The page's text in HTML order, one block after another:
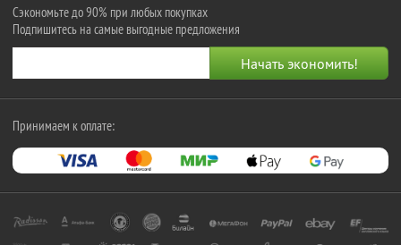
Сэкономьте до 90% при любых покупках
Подпишитесь на самые выгодные предложения
Принимаем к оплате: